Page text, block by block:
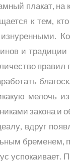
плакат, на
к тем,
и традиции
правил
мелочь
закона и
вдруг
бременем,